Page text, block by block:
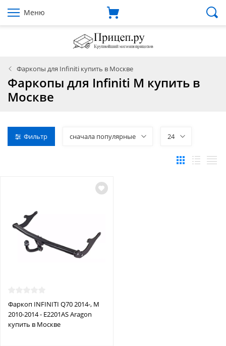
Меню
Фаркопы для Infiniti купить в Москве
Фаркопы для Infiniti M купить в
Москве
Фильтр сначала популярные 24
Фаркоп INFINITI Q70 2014-, M
2010-2014 - E2201AS Aragon
купить в Москве